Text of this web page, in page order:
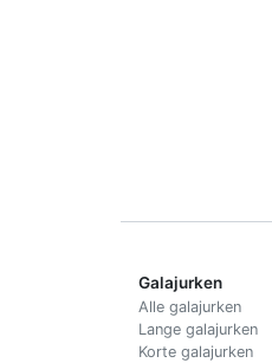
Galajurken
Alle galajurken
Lange galajurken
Korte galajurken